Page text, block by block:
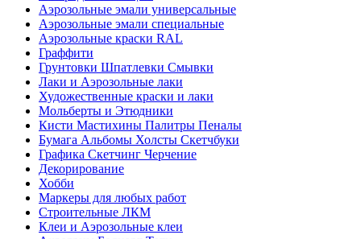
Аэрозольные эмали универсальные
Аэрозольные эмали специальные
Аэрозольные краски RAL
Граффити
Грунтовки Шпатлевки Смывки
Лаки и Аэрозольные лаки
Художественные краски и лаки
Мольберты и Этюдники
Кисти Мастихины Палитры Пеналы
Бумага Альбомы Холсты Скетчбуки
Графика Скетчинг Черчение
Декорирование
Хобби
Маркеры для любых работ
Строительные ЛКМ
Клеи и Аэрозольные клеи